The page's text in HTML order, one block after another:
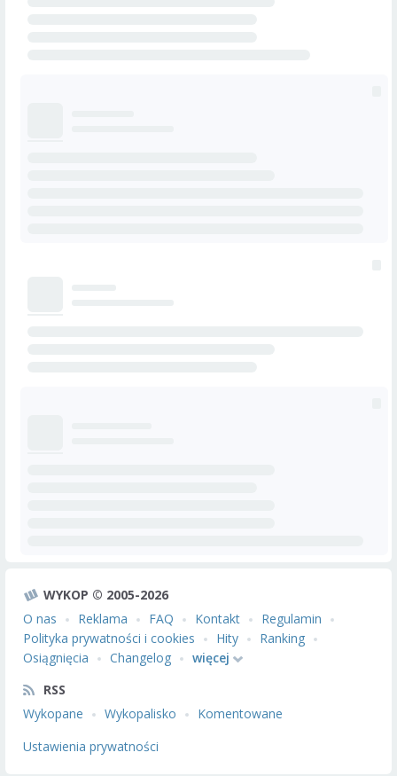
WYKOP © 2005-2026
O nas
Reklama FAQ Kontakt
Regulamin
Polityka prywatności i cookies
Hity
Ranking
Osiągnięcia
Changelog
więcej
RSS
Wykopane
Wykopalisko
Komentowane
Ustawienia prywatności